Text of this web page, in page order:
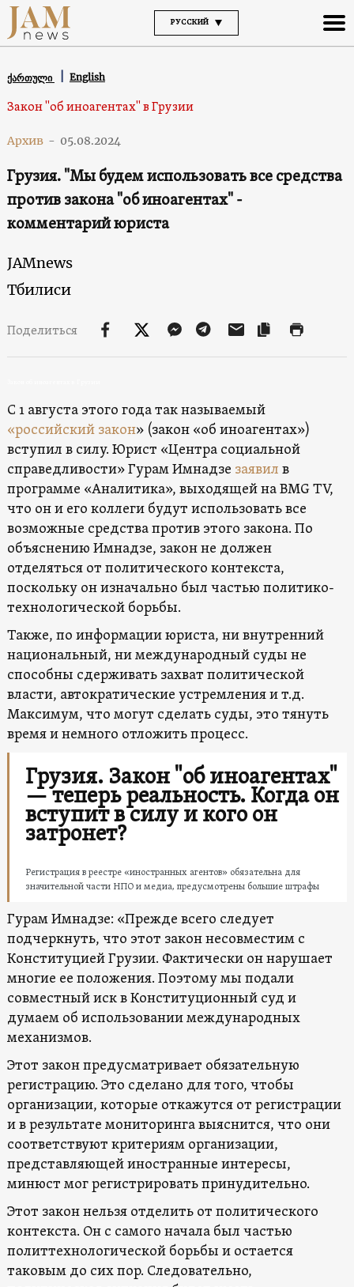
РУССКИЙ
ქართული English
Закон "об иноагентах" в Грузии
Архив - 05.08.2024
Грузия. "Мы будем использовать все средства
против закона "об иноагентах" -
комментарий юриста
JAMnews
Тбилиси
Поделиться
С 1 августа этого года так называемый
«российский закон» (закон «об иноагентах»)
вступил в силу. Юрист «Центра социальной
справедливости» Гурам Имнадзе заявил в
программе «Аналитика», выходящей на BMG TV,
что он и его коллеги будут использовать все
возможные средства против этого закона. По
объяснению Имнадзе, закон не должен
отделяться от политического контекста,
поскольку он изначально был частью политико-
технологической борьбы.
Также, по информации юриста, ни внутренний
национальный, ни международный суды не
способны сдерживать захват политической
власти, автократические устремления и т.д.
Максимум, что могут сделать суды, это тянуть
время и немного отложить процесс.
Грузия. Закон "об иноагентах"
— теперь реальность. Когда он
вступит в силу и кого он
затронет?
Регистрация в реестре «иностранных агентов» обязательна для
значительной части НПО и медиа, предусмотрены большие штрафы
Гурам Имнадзе: «Прежде всего следует
подчеркнуть, что этот закон несовместим с
Конституцией Грузии. Фактически он нарушает
многие ее положения. Поэтому мы подали
совместный иск в Конституционный суд и
думаем об использовании международных
механизмов.
Этот закон предусматривает обязательную
регистрацию. Это сделано для того, чтобы
организации, которые откажутся от регистрации
и в результате мониторинга выяснится, что они
соответствуют критериям организации,
представляющей иностранные интересы,
минюст мог регистрировать принудительно.
Этот закон нельзя отделить от политического
контекста. Он с самого начала был частью
политтехнологической борьбы и остается
таковым до сих пор. Следовательно,